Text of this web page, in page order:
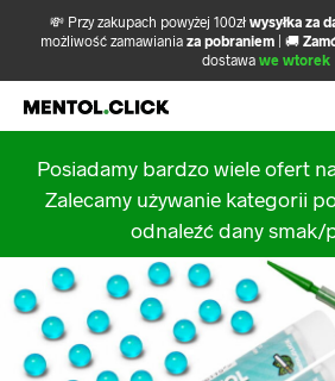
💸 Przy zakupach powyżej 100zł wysyłka za
możliwość zamawiania za pobraniem | 🚚
dostawa we wtorek
Posiadamy bardzo wiele ofert
Zalecamy używanie kategorii
odnaleźć dany